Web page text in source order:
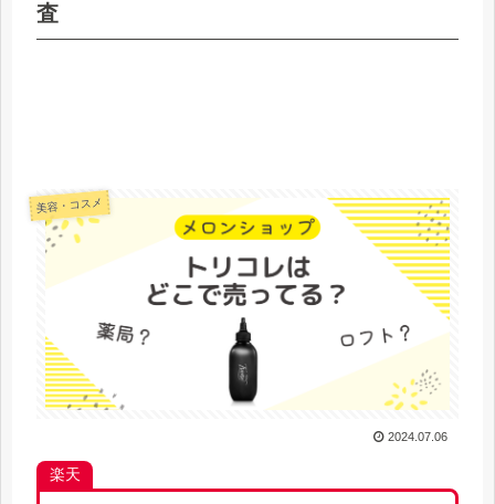
査
美容・コスメ
2024.07.06
楽天